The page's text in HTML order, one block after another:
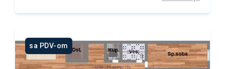
sa PDV-om